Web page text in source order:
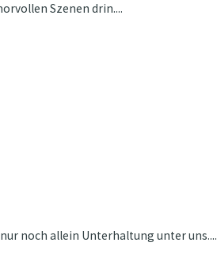
Szenen drin....
noch allein Unterhaltung unter uns....